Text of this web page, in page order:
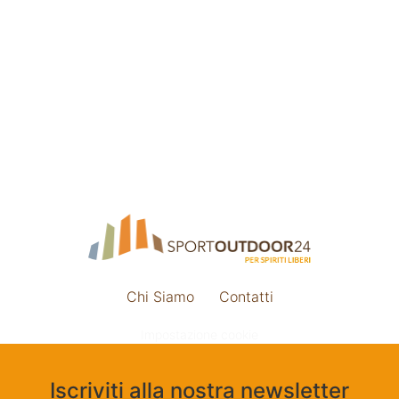
Chi Siamo Contatti
Iscriviti alla nostra newsletter